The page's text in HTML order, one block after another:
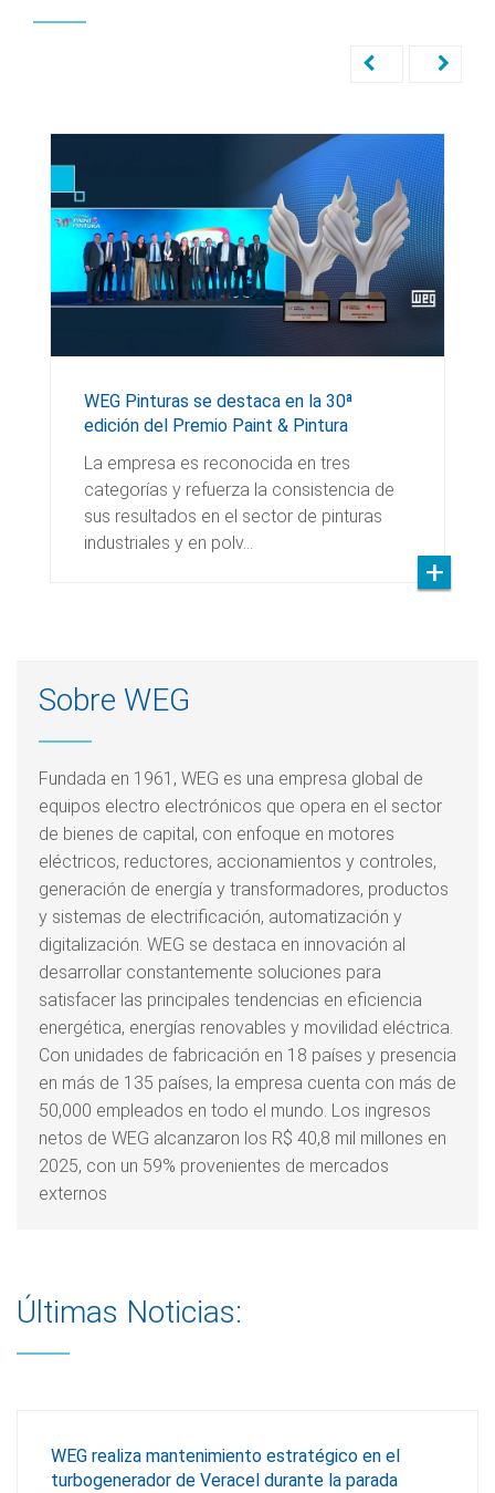
WEG Pinturas se destaca en la 30ª
edición del Premio Paint & Pintura
La empresa es reconocida en tres
categorías y refuerza la consistencia de
sus resultados en el sector de pinturas
industriales y en polv…
Sobre WEG
Fundada en 1961, WEG es una empresa global de
equipos electro electrónicos que opera en el sector
de bienes de capital, con enfoque en motores
eléctricos, reductores, accionamientos y controles,
generación de energía y transformadores, productos
y sistemas de electrificación, automatización y
digitalización. WEG se destaca en innovación al
desarrollar constantemente soluciones para
satisfacer las principales tendencias en eficiencia
energética, energías renovables y movilidad eléctrica.
Con unidades de fabricación en 18 países y presencia
en más de 135 países, la empresa cuenta con más de
50,000 empleados en todo el mundo. Los ingresos
netos de WEG alcanzaron los R$ 40,8 mil millones en
2025, con un 59% provenientes de mercados
externos
Últimas Noticias:
WEG realiza mantenimiento estratégico en el
turbogenerador de Veracel durante la parada